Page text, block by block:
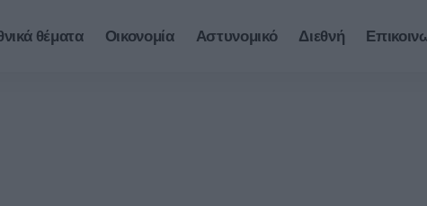
θέματα Οικονομία Αστυνομικό Διεθνή